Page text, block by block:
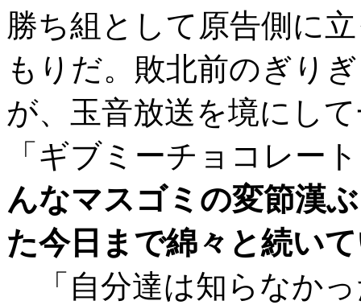
勝ち組として原告側に
もりだ。敗北前のぎり
が、玉音放送を境にし
「ギブミーチョコレー
んなマスゴミの変節漢
た今日まで綿々と続い
「自分達は知らなか